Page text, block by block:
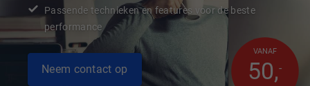
Passende technieken en features voor de beste
performance
Neem contact op
VANAF
50,-